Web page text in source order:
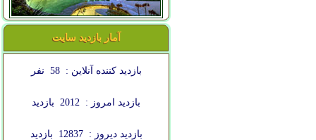
آمار بازدید سایت
بازدید کننده آنلاین : 58 نفر
بازدید امروز : 2012 بازدید
بازدید دیروز : 12837 بازدید